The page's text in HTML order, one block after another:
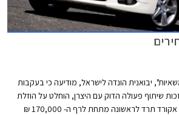
יבואנית הונדה לישראל, מודיעה כי בעקבות
שיתוף פעולה הדוק עם היצרן, הוחלט על הוזלת
שניים מדגמי הונדה. הונדה אקורד תרד לראשונה מתחת לרף ה- 170,000 ₪